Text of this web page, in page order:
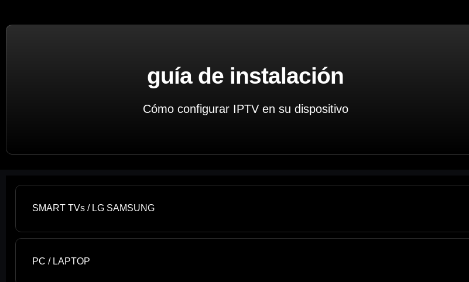
guía de instalación
Cómo configurar IPTV en su dispositivo
SMART TVs / LG SAMSUNG
PC / LAPTOP